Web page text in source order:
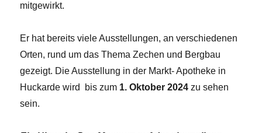
mitgewirkt.
Er hat bereits viele Ausstellungen, an verschiedenen
Orten, rund um das Thema Zechen und Bergbau
gezeigt. Die Ausstellung in der Markt- Apotheke in
Huckarde wird bis zum 1. Oktober 2024 zu sehen
sein.